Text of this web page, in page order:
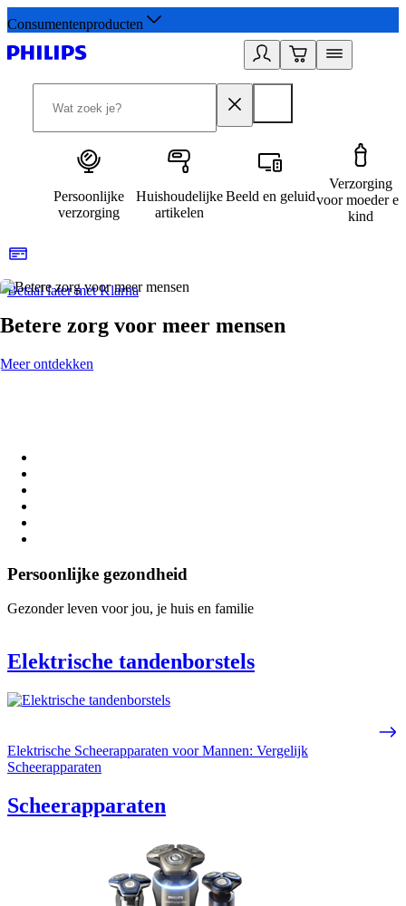
Consumentenproducten
Persoonlijke
verzorging
Huishoudelijke
artikelen
Beeld en geluid
Verzorging
voor moeder en
kind
Betaal later met Klarna
Betere zorg voor meer mensen
Meer ontdekken
Persoonlijke gezondheid
Gezonder leven voor jou, je huis en familie
Elektrische tandenborstels
Elektrische Scheerapparaten voor Mannen: Vergelijk
Scheerapparaten
Scheerapparaten